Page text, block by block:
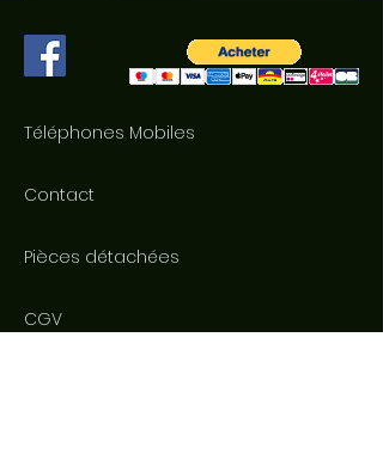
Téléphones Mobiles
Contact
Pièces détachées
CGV